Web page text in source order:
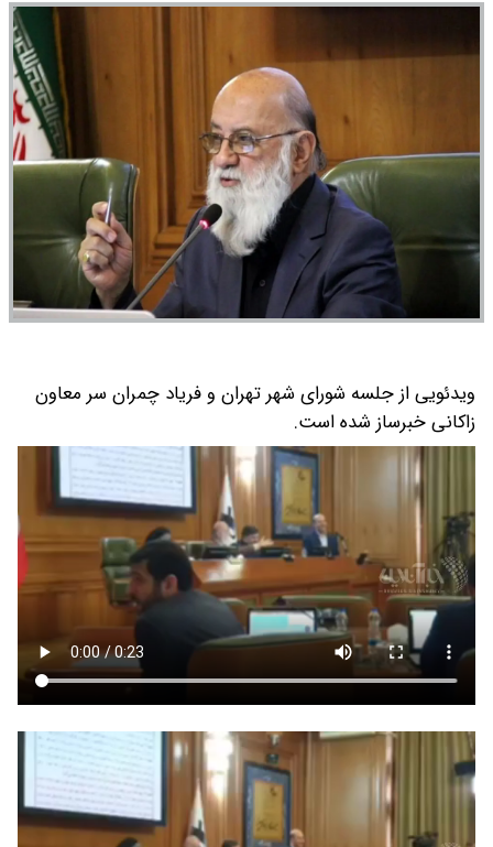
ویدئویی از جلسه شورای شهر تهران و فریاد چمران سر معاون
زاکانی خبرساز شده است.